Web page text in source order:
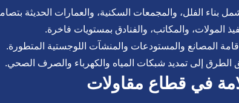
بناء الفلل، والمجمعات السكنية، والعمارات الحديثة
المولات، والمكاتب، والفنادق بمستويات فاخرة.
المصانع والمستودعات والمنشآت اللوجستية المتطورة.
إلى تمديد شبكات المياه والكهرباء والصرف الصحي.
في قطاع مقاولات